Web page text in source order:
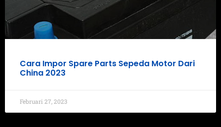
Cara Impor Spare Parts Sepeda Motor Dari
China 2023
Februari 27, 2023